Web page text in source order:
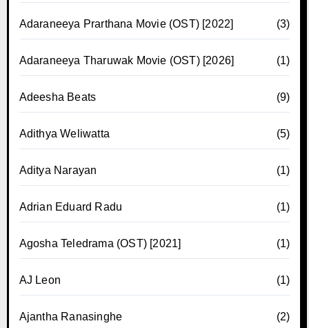
Adaraneeya Prarthana Movie (OST) [2022] (3)
Adaraneeya Tharuwak Movie (OST) [2026] (1)
Adeesha Beats (9)
Adithya Weliwatta (5)
Aditya Narayan (1)
Adrian Eduard Radu (1)
Agosha Teledrama (OST) [2021] (1)
AJ Leon (1)
Ajantha Ranasinghe (2)